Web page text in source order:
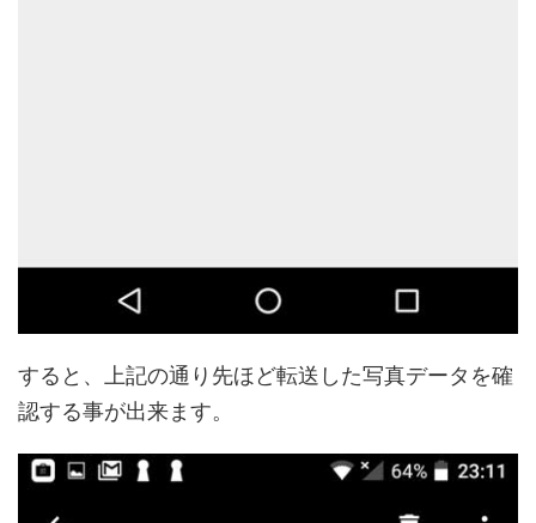
すると、上記の通り先ほど転送した写真データを確
認する事が出来ます。